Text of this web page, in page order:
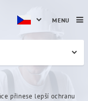
o
přinese lepší ochranu
MENU